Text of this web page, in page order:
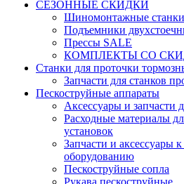
СЕЗОННЫЕ СКИДКИ
Шиномонтажные
Подъемники
Прессы SALE
КОМПЛЕКТЫ СО
Станки для проточки
Запчасти для станков
Пескоструйные аппараты
Аксессуары и запчасти
Расходные материалы
установок
Запчасти и аксессуары
оборудованию
Пескоструйные сопла
Рукава пескоструйные